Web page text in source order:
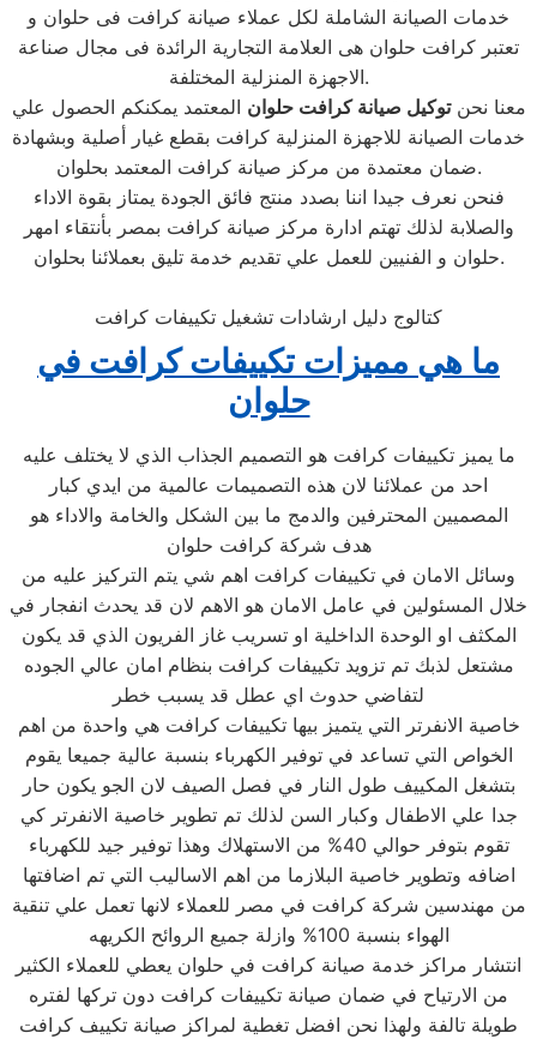
خدمات الصيانة الشاملة لكل عملاء صيانة كرافت فى حلوان و
تعتبر كرافت حلوان هى العلامة التجارية الرائدة فى مجال صناعة
الاجهزة المنزلية المختلفة.
معنا نحنتوكيل صيانة كرافت حلوان المعتمد يمكنكم الحصول علي
خدمات الصيانة للاجهزة المنزلية كرافت بقطع غيار أصلية وبشهادة
ضمان معتمدة من مركز صيانة كرافت المعتمد بحلوان.
فنحن نعرف جيدا اننا بصدد منتج فائق الجودة يمتاز بقوة الاداء
والصلابة لذلك تهتم ادارة مركز صيانة كرافت بمصر بأنتقاء امهر
حلوان و الفنيين للعمل علي تقديم خدمة تليق بعملائنا بحلوان.
كتالوج دليل ارشادات تشغيل تكييفات كرافت
ما هي مميزات تكييفات كرافت في
حلوان
ما يميز تكييفات كرافت هو التصميم الجذاب الذي لا يختلف عليه
احد من عملائنا لان هذه التصميمات عالمية من ايدي كبار
المصميين المحترفين والدمج ما بين الشكل والخامة والاداء هو
هدف شركة كرافت حلوان
وسائل الامان في تكييفات كرافت اهم شي يتم التركيز عليه من
خلال المسئولين في عامل الامان هو الاهم لان قد يحدث انفجار في
المكثف او الوحدة الداخلية او تسريب غاز الفريون الذي قد يكون
مشتعل لذبك تم تزويد تكييفات كرافت بنظام امان عالي الجوده
لتفاضي حدوث اي عطل قد يسبب خطر
خاصية الانفرتر التي يتميز بيها تكييفات كرافت هي واحدة من اهم
الخواص التي تساعد في توفير الكهرباء بنسبة عالية جميعا يقوم
بتشغل المكييف طول النار في فصل الصيف لان الجو يكون حار
جدا علي الاطفال وكبار السن لذلك تم تطوير خاصية الانفرتر كي
تقوم بتوفر حوالي 40% من الاستهلاك وهذا توفير جيد للكهرباء
اضافه وتطوير خاصية البلازما من اهم الاساليب التي تم اضافتها
من مهندسين شركة كرافت في مصر للعملاء لانها تعمل علي تنقية
الهواء بنسبة 100% وازلة جميع الروائح الكريهه
انتشار مراكز خدمة صيانة كرافت في حلوان يعطي للعملاء الكثير
من الارتياح في ضمان صيانة تكييفات كرافت دون تركها لفتره
طويلة تالفة ولهذا نحن افضل تغطية لمراكز صيانة تكييف كرافت